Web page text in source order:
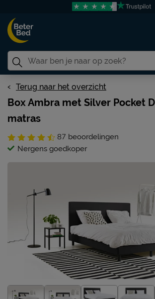
Terug naar het overzicht
Box Ambra met Silver Pocket
matras
87 beoordelingen
Nergens goedkoper